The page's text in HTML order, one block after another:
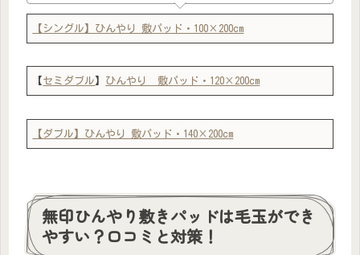
【シングル】ひんやり 敷パッド・100×200cm
【 セミダブル 】 ひんやり 敷パッド・120×200cm
【ダブル】ひんやり 敷パッド・140×200cm
無印ひんやり敷きパッドは毛玉ができ
やすい？口コミと対策！